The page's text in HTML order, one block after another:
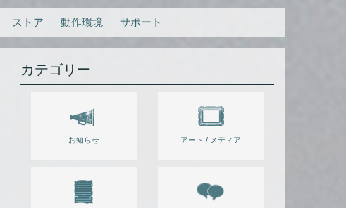
ストア 動作環境 サポート
カテゴリー
お知らせ アート / メディア